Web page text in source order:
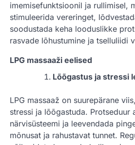
imemisefunktsioonil ja rullimisel,
stimuleerida vereringet,
soodustada keha looduslikke
rasvade lõhustumine ja tselluliidi
LPG massaaži eelised
Lõõgastus ja stressi
LPG massaaž on suurepärane
stressi ja lõõgastuda. Protseduur
närvisüsteemi ja leevendada
mõnusat ja rahustavat tunnet.